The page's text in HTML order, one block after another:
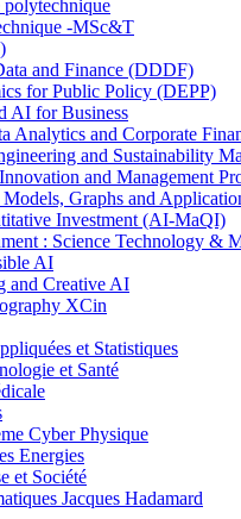
polytechnique
-MSc&T
and Finance (DDDF)
for Public Policy (DEPP)
AI for Business
Analytics and Corporate
and Sustainability
and Management
Graphs and
Investment (AI-MaQI)
: Science Technology &
AI
and Creative AI
XCin
et Statistiques
et Santé
Cyber Physique
Energies
et Société
Jacques Hadamard